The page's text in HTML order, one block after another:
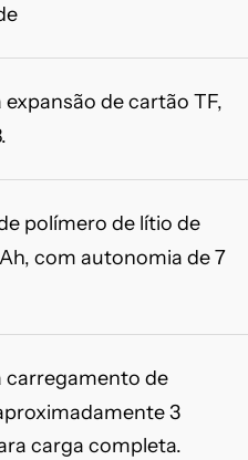
de cartão TF,
polímero de lítio de
com autonomia de 7
carregamento de
3
carga completa.